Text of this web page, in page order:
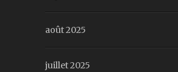
août 2025
juillet 2025